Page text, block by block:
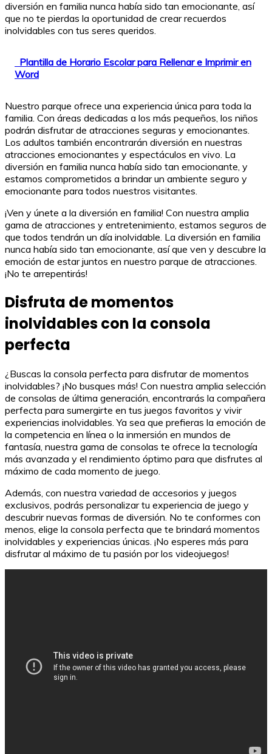
diversión en familia nunca había sido tan emocionante, así
que no te pierdas la oportunidad de crear recuerdos
inolvidables con tus seres queridos.
Plantilla de Horario Escolar para Rellenar e Imprimir en
Word
Nuestro parque ofrece una experiencia única para toda la
familia. Con áreas dedicadas a los más pequeños, los niños
podrán disfrutar de atracciones seguras y emocionantes.
Los adultos también encontrarán diversión en nuestras
atracciones emocionantes y espectáculos en vivo. La
diversión en familia nunca había sido tan emocionante, y
estamos comprometidos a brindar un ambiente seguro y
emocionante para todos nuestros visitantes.
¡Ven y únete a la diversión en familia! Con nuestra amplia
gama de atracciones y entretenimiento, estamos seguros de
que todos tendrán un día inolvidable. La diversión en familia
nunca había sido tan emocionante, así que ven y descubre la
emoción de estar juntos en nuestro parque de atracciones.
¡No te arrepentirás!
Disfruta de momentos
inolvidables con la consola
perfecta
¿Buscas la consola perfecta para disfrutar de momentos
inolvidables? ¡No busques más! Con nuestra amplia selección
de consolas de última generación, encontrarás la compañera
perfecta para sumergirte en tus juegos favoritos y vivir
experiencias inolvidables. Ya sea que prefieras la emoción de
la competencia en línea o la inmersión en mundos de
fantasía, nuestra gama de consolas te ofrece la tecnología
más avanzada y el rendimiento óptimo para que disfrutes al
máximo de cada momento de juego.
Además, con nuestra variedad de accesorios y juegos
exclusivos, podrás personalizar tu experiencia de juego y
descubrir nuevas formas de diversión. No te conformes con
menos, elige la consola perfecta que te brindará momentos
inolvidables y experiencias únicas. ¡No esperes más para
disfrutar al máximo de tu pasión por los videojuegos!